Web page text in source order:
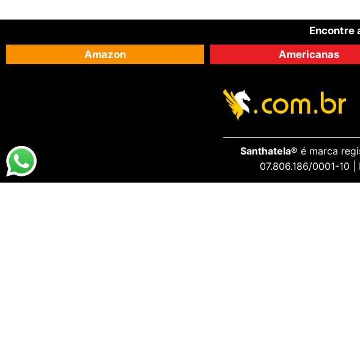
Encontre
Amazon
Americanas
Santhatela® é marca
07.806.186/0001-10